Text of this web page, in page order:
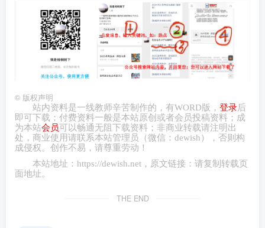
© 版权声明
站内资料是一线教师辛苦制作的，有WORD版， 登录后
即可下载；付费资料一般是本站原创或者会员投稿资料；成
为本站会员可以畅通无阻下载资料；非商业转载请注明出
处，商业使用请联系本站管理员（微信： dewish ），否则构
成侵权。创作不易，请尊重劳动！
本站地址： https://dewish.net ，原文链接：请复制转载页
面地址。
THE END